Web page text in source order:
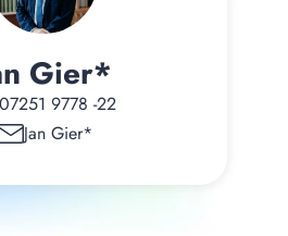
Gier*
07251 9778 -22
Jan Gier*